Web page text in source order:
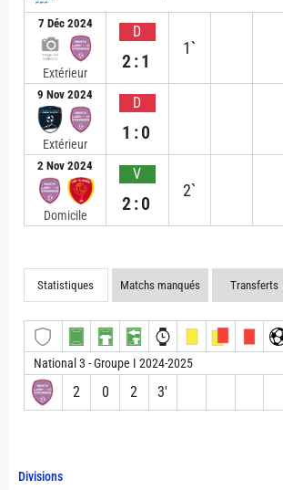
Divisions
7 Déc 2024
Extérieur
D
2:1
1`
9 Nov 2024
Extérieur
D
1:0
2 Nov 2024
Domicile
V
2:0
2`
Statistiques Matchs manqués Transferts
National 3 - Groupe I 2024-2025
2 0 2 3′